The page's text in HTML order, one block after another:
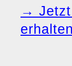
→ Jetzt
erhalten